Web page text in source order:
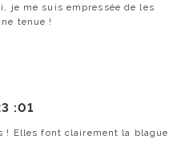
je me suis empressée de les
tenue !
:01
! Elles font clairement la blague